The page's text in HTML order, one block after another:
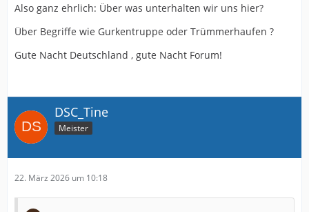
Also ganz ehrlich: Über was unterhalten wir uns hier?
Über Begriffe wie Gurkentruppe oder Trümmerhaufen ?
Gute Nacht Deutschland , gute Nacht Forum!
DSC_Tine
Meister
22. März 2026 um 10:18